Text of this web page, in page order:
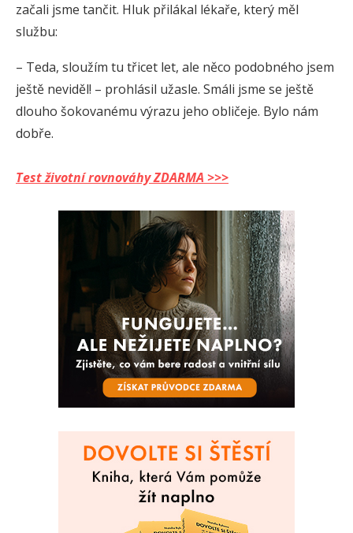
začali jsme tančit. Hluk přilákal lékaře, který měl
službu:
– Teda, sloužím tu třicet let, ale něco podobného jsem
ještě neviděl! – prohlásil užasle. Smáli jsme se ještě
dlouho šokovanému výrazu jeho obličeje. Bylo nám
dobře.
Test životní rovnováhy ZDARMA >>>